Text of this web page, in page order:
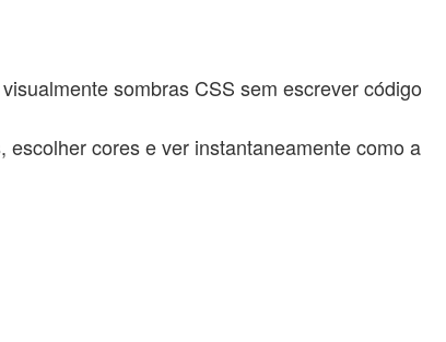
sombras CSS sem escrever código
cores e ver instantaneamente como a